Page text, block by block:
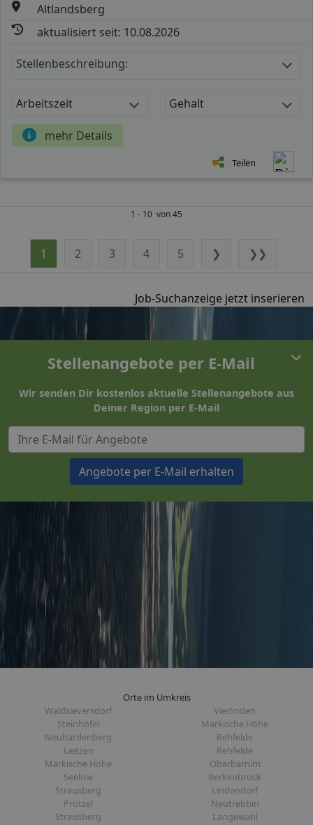
Altlandsberg
aktualisiert seit: 10.08.2026
Stellenbeschreibung:
Arbeitszeit Gehalt
mehr Details
Teilen
1 - 10 von 45
1 2 3 4 5 ❯ ❯❯
Job-Suchanzeige jetzt inserieren
Stellenangebote per E-Mail
Wir senden Dir kostenlos aktuelle Stellenangebote aus
Deiner Region per E-Mail
Angebote per E-Mail erhalten
Orte im Umkreis
Waldsieversdorf
Vierlinden
Steinhöfel
Märkische Höhe
Neuhardenberg
Rehfelde
Lietzen
Rehfelde
Märkische Höhe
Oberbarnim
Seelow
Berkenbrück
Strausberg
Lindendorf
Prötzel
Neutrebbin
Strausberg
Langewahl